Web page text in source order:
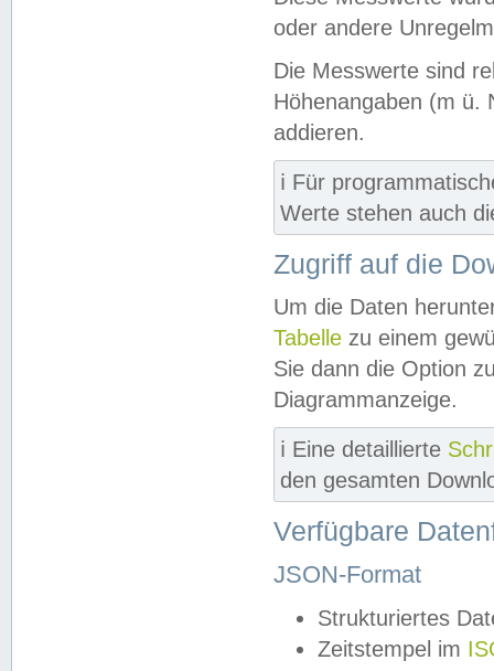
oder andere
Die Messwerte sind
Höhenangaben (m ü.
addieren.
ℹ️ Für
Werte stehen auch
Zugriff auf die
Um die Daten
Tabelle zu einem
Sie dann die Option
Diagrammanzeige.
ℹ️ Eine detaillierte
den gesamten
Verfügbare
JSON-Format
Strukturiertes
Zeitstempel im